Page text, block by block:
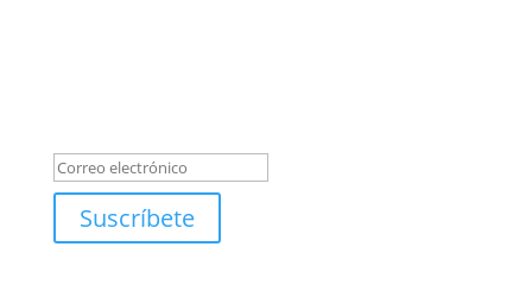
Suscríbete